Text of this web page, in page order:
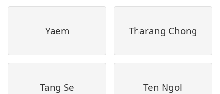
Yaem Tharang Chong
Tang Se Ten Ngol